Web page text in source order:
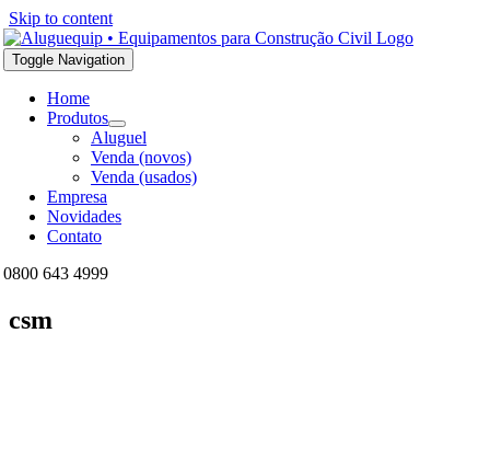
Skip to content
Toggle Navigation
Home
Produtos
Aluguel
Venda (novos)
Venda (usados)
Empresa
Novidades
Contato
0800 643 4999
csm